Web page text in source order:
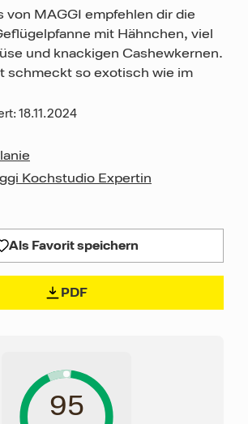
von MAGGI empfehlen dir die
mit Hähnchen, viel
und knackigen Cashewkernen.
schmeckt so exotisch wie im
18.11.2024
Kochstudio Expertin
Als Favorit speichern
PDF
95